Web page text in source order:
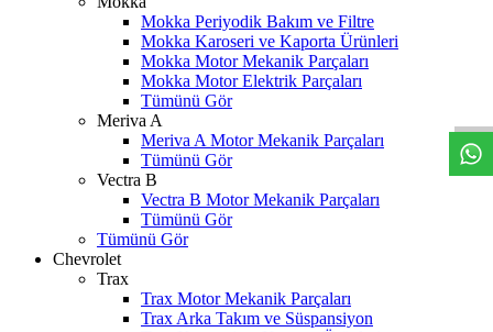
Mokka Periyodik Bakım ve Filtre
Mokka Karoseri ve Kaporta Ürünleri
Mokka Motor Mekanik Parçaları
Mokka Motor Elektrik Parçaları
Tümünü Gör
Meriva A
Meriva A Motor Mekanik Parçaları
Tümünü Gör
Vectra B
Vectra B Motor Mekanik Parçaları
Tümünü Gör
Tümünü Gör
Chevrolet
Trax
Trax Motor Mekanik Parçaları
Trax Arka Takım ve Süspansiyon